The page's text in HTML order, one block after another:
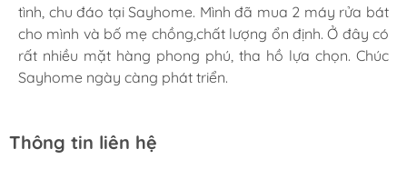
tình, chu đáo tại Sayhome. Mình đã mua 2 máy rửa bát
cho mình và bố mẹ chồng,chất lượng ổn định. Ở đây có
rất nhiều mặt hàng phong phú, tha hồ lựa chọn. Chúc
Sayhome ngày càng phát triển.
vụ chăm sóc khách hàng khiến tôi hài lòng vượt mong
đợi, hơn rất nhiều chỗ bán lớn. Sẽ quay lại mua hàng!
Thông tin liên hệ